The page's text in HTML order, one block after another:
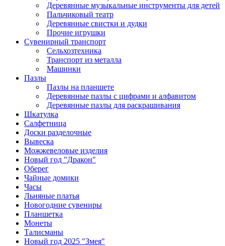
Деревянные музыкальные инструменты для детей
Пальчиковый театр
Деревянные свистки и дудки
Прочие игрушки
Сувенирный транспорт
Сельхозтехника
Транспорт из металла
Машинки
Пазлы
Пазлы на планшете
Деревянные пазлы с цифрами и алфавитом
Деревянные пазлы для раскрашивания
Шкатулка
Салфетница
Доски разделочные
Вывеска
Можжевеловые изделия
Новый год "Дракон"
Оберег
Чайные домики
Часы
Льняные платья
Новогодние сувениры
Планшетка
Монеты
Талисманы
Новый год 2025 "Змея"